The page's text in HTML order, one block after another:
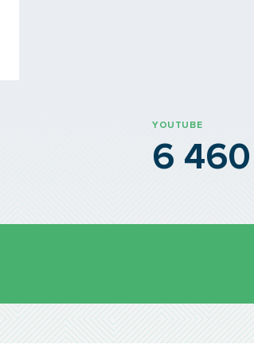
YOUTUBE
6 460